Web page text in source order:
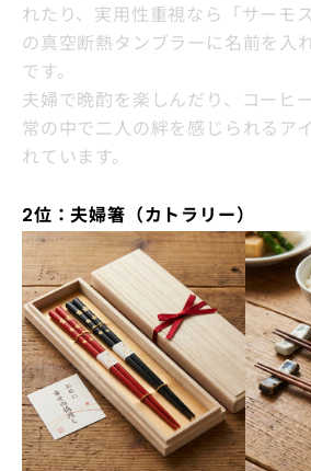
れたり、実用性重視なら「サーモ
の真空断熱タンブラーに名前を入
です。
夫婦で晩酌を楽しんだり、コーヒ
常の中で二人の絆を感じられるア
れています。
2位：夫婦箸（カトラリー）